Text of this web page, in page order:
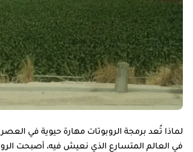
لماذا تُعد برمجة الروبوتات مهارة حيوية في
في العالم المتسارع الذي نعيش فيه، أصبحت